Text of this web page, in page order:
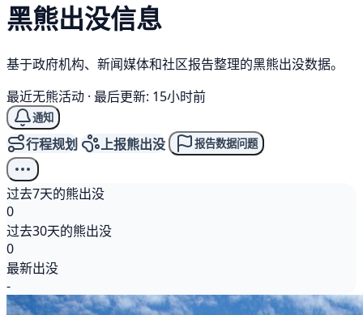
黑熊出没信息
基于政府机构、新闻媒体和社区报告整理的黑熊出没数据。
最近无熊活动 · 最后更新: 15小时前
通知
行程规划 上报熊出没 报告数据问题
过去7天的熊出没
0
过去30天的熊出没
0
最新出没
-